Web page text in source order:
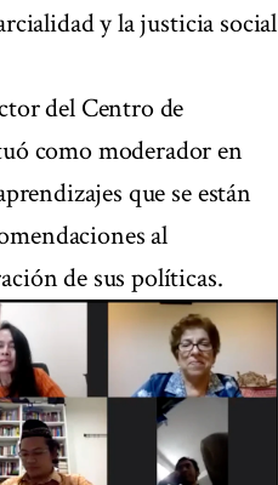
y la justicia social
del Centro de
como moderador en
que se están
al
de sus políticas.